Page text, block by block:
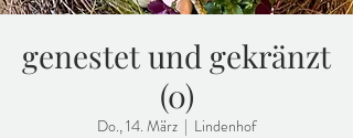
genestet und gekränzt
(0)
Do., 14. März
  |
Lindenhof